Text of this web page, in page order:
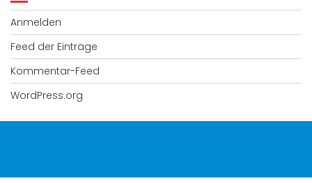
Anmelden
Feed der Einträge
Kommentar-Feed
WordPress.org